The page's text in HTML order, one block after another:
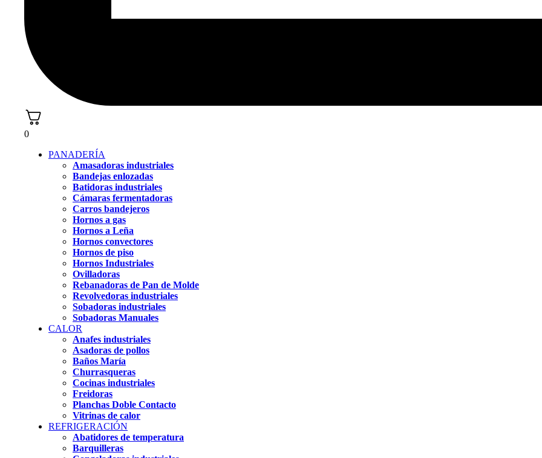
0
PANADERÍA
Amasadoras industriales
Bandejas enlozadas
Batidoras industriales
Cámaras fermentadoras
Carros bandejeros
Hornos a gas
Hornos a Leña
Hornos convectores
Hornos de piso
Hornos Industriales
Ovilladoras
Rebanadoras de Pan de Molde
Revolvedoras industriales
Sobadoras industriales
Sobadoras Manuales
CALOR
Anafes industriales
Asadoras de pollos
Baños María
Churrasqueras
Cocinas industriales
Freidoras
Planchas Doble Contacto
Vitrinas de calor
REFRIGERACIÓN
Abatidores de temperatura
Barquilleras